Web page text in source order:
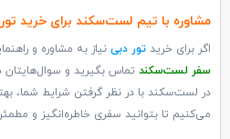
مشاوره با تیم لست‌سکند برای خرید
اگر برای خرید تور دبی نیاز به مشاوره و
سفر لست‌سکند تماس بگیرید و سوال‌هایتان
در لست‌سکند با در نظر گرفتن شرایط شما،
می‌کنیم تا بتوانید سفری خاطره‌انگیز و